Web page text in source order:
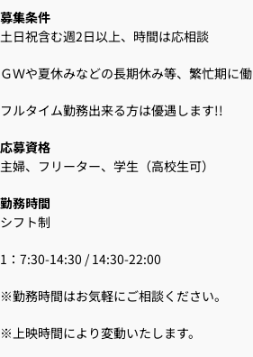
募集条件
土日祝含む週2日以上、時間は応相談
ＧＷや夏休みなどの長期休み等、繁忙期に
フルタイム勤務出来る方は優遇します!!
応募資格
主婦、フリーター、学生（高校生可）
勤務時間
シフト制
1：7:30-14:30 / 14:30-22:00
※勤務時間はお気軽にご相談ください。
※上映時間により変動いたします。